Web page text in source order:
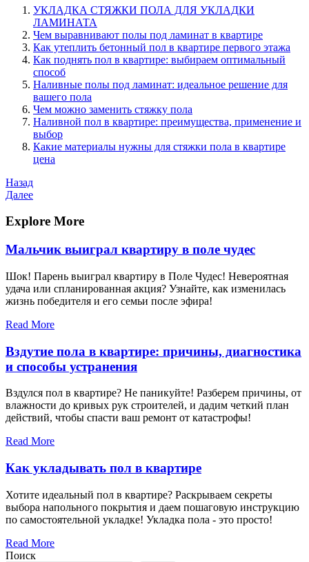
УКЛАДКА СТЯЖКИ ПОЛА ДЛЯ УКЛАДКИ
ЛАМИНАТА
Чем выравнивают полы под ламинат в квартире
Как утеплить бетонный пол в квартире первого этажа
Как поднять пол в квартире: выбираем оптимальный
способ
Наливные полы под ламинат: идеальное решение для
вашего пола
Чем можно заменить стяжку пола
Наливной пол в квартире: преимущества, применение и
выбор
Какие материалы нужны для стяжки пола в квартире
цена
Навигация
по
записям
Предыдущая
запись
Назад
Следующая
Далее
Explore More
Мальчик выиграл квартиру в поле чудес
Шок! Парень выиграл квартиру в Поле Чудес! Невероятная
удача или спланированная акция? Узнайте, как изменилась
жизнь победителя и его семьи после эфира!
Read More
Вздутие пола в квартире: причины, диагностика
и способы устранения
Вздулся пол в квартире? Не паникуйте! Разберем причины, от
влажности до кривых рук строителей, и дадим четкий план
действий, чтобы спасти ваш ремонт от катастрофы!
Read More
Как укладывать пол в квартире
Хотите идеальный пол в квартире? Раскрываем секреты
выбора напольного покрытия и даем пошаговую инструкцию
по самостоятельной укладке! Укладка пола - это просто!
Read More
Поиск